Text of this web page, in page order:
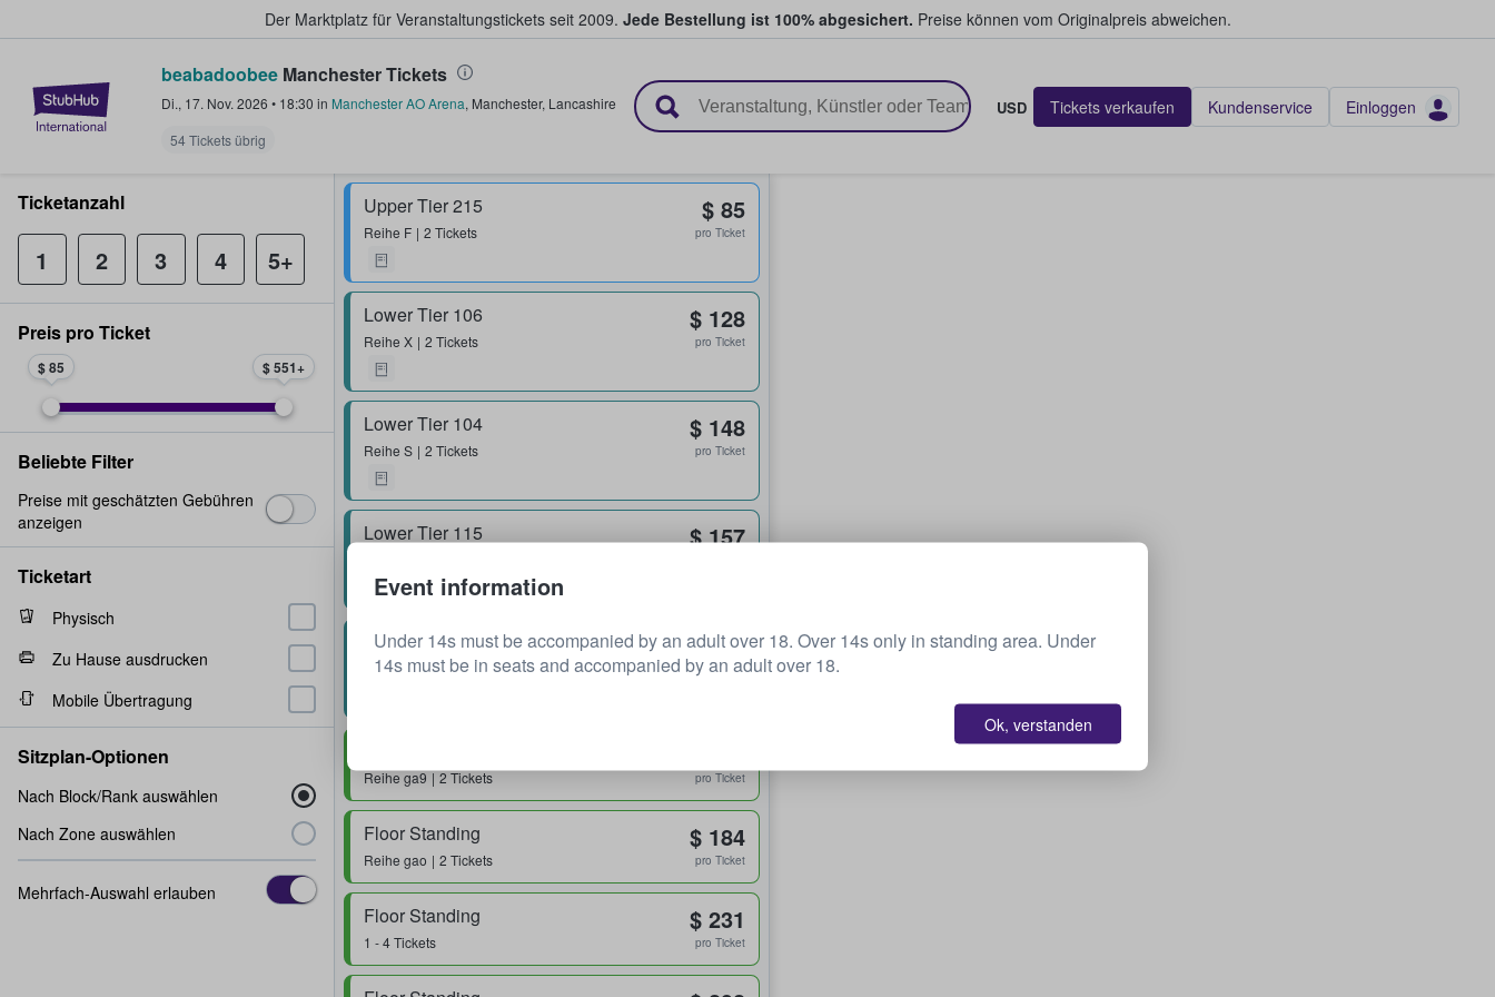
Der Marktplatz für Veranstaltungstickets seit 2009. Jede Bestellung ist 100% abgesichert. Preise können vom Originalpreis abweichen.
StubHub - Wo Fans Tickets kaufen & verkaufen
beabadoobee Manchester Tickets
Di., 17. Nov. 2026 • 18:30 in Manchester AO Arena, Manchester, Lancashire
54 Tickets übrig
USD Tickets verkaufen Kundenservice Einloggen
Upper Tier 215
Reihe F 2 Tickets
$ 85
pro Ticket
Lower Tier 106
Reihe X 2 Tickets
$ 128
pro Ticket
Lower Tier 104
Reihe S 2 Tickets
$ 148
pro Ticket
Lower Tier 115 $ 157
Lower Tier 115
Reihe T 2 Tickets
$ 172
pro Ticket
Reihega9 2 Tickets pro Ticket
Floor Standing
Reihe gao 2 Tickets
$ 184
pro Ticket
Floor Standing
1 - 4 Tickets
$ 231
pro Ticket
Ticketanzahl
1 2 3 4 5+
Preis pro Ticket
$ 85 $ 551
Beliebte Filter
Preise mit geschätzten Gebühren
anzeigen
Ticketart
Physisch
Zu Hause ausdrucken
Mobile Übertragung
Sitzplan-Optionen
Nach Block/Rank auswählen
Nach Zone auswählen
Mehrfach-Auswahl erlauben
Event information
Under 14s must be accompanied by an adult over 18. Over 14s only in standing area. Under
14s must be in seats and accompanied by an adult over 18.
Ok, verstanden